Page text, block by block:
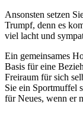
Ansonsten setzen
Trumpf, denn es
viel lacht und
Ein gemeinsames
Basis für eine
Freiraum für sich
Sie ein Sportmuffel
für Neues, wenn er